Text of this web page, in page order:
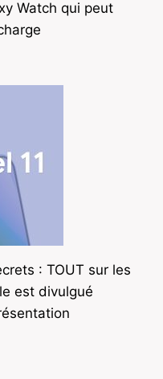
Watch qui peut
: TOUT sur les
est divulgué